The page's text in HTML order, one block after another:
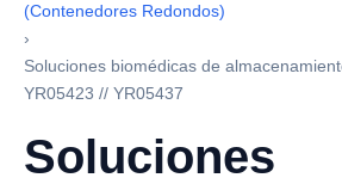
(Contenedores Redondos)
›
Soluciones biomédicas de
YR05423 // YR05437
Soluciones